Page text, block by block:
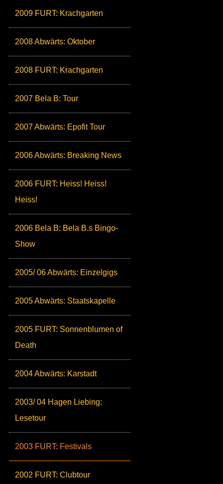
2009 FURT: Krachgarten
2008 Abwärts: Oktober
2008 FURT: Krachgarten
2007 Bela B: Tour
2007 Abwärts: Epofit Tour
2006 Abwärts: Breaking News
2006 FURT: Heiss! Heiss!
Heiss!
2006 Bela B: Bela B.s Bingo-
Show
2005/ 06 Abwärts: Einzelgigs
2005 Abwärts: Staatskapelle
2005 FURT: Sonnenblumen of
Death
2004 Abwärts: Karstadt
2003/ 04 Hagen Liebing:
Lesetour
2003 FURT: Festivals
2002 FURT: Clubtour